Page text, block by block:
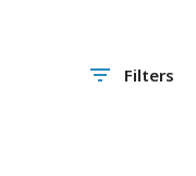
Filters